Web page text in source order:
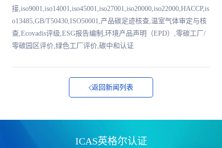
接,iso9001,iso14001,iso45001,iso27001,iso20000,iso22000,HACCP,is
o13485,GB/T50430,ISO50001,产品碳足迹核查,温室气体审定与核
查,Ecovadis评级,ESG报告编制,环境产品声明（EPD）,零碳工厂/
零碳园区评价,绿色工厂评价,碳中和认证
返回新闻列表
ICAS英格尔认证